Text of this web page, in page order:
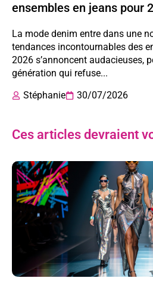
ensembles en jeans pour
La mode denim entre dans une
tendances incontournables des
2026 s’annoncent audacieuses,
génération qui refuse...
Stéphanie
30/07/2026
Ces articles devraient